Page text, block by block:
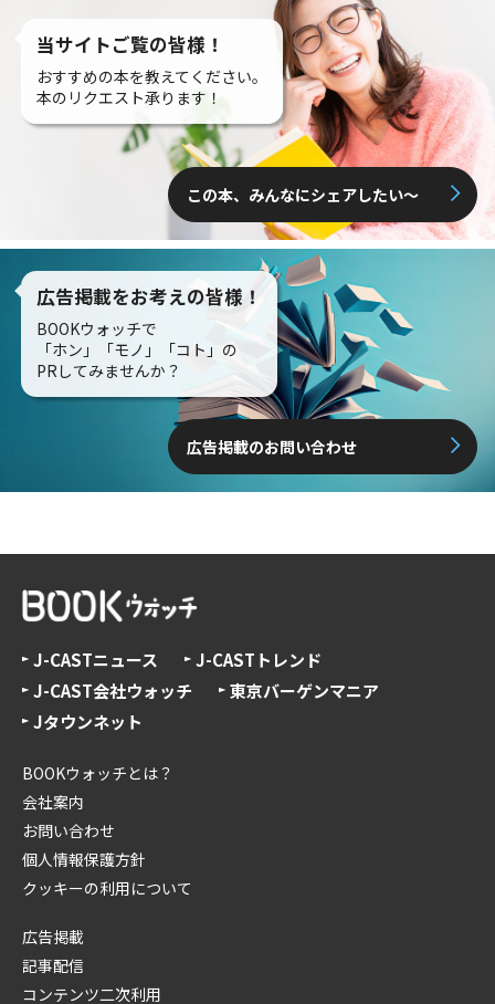
当サイトご覧の皆様！
おすすめの本を教えてください。
本のリクエスト承ります！
この本、みんなにシェアしたい〜
広告掲載をお考えの皆様！
BOOKウォッチで
「ホン」「モノ」「コト」の
PRしてみませんか？
広告掲載のお問い合わせ
J-CASTニュース
J-CASTトレンド
J-CAST会社ウォッチ
東京バーゲンマニア
Jタウンネット
BOOKウォッチとは？
会社案内
お問い合わせ
個人情報保護方針
クッキーの利用について
広告掲載
記事配信
コンテンツ二次利用